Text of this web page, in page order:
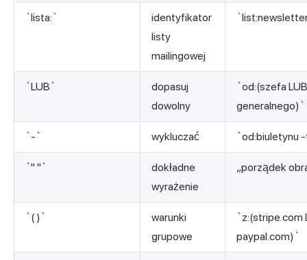
`lista:`
identyfikator
listy
mailingowej
`list:
`LUB`
dopasuj
dowolny
`od:(szefa
generalnego)`
`-` wykluczać `od:biuletynu
`" "`
dokładne
wyrażenie
„porządek
`( )`
warunki
grupowe
`z:(stripe.com
paypal.com)`